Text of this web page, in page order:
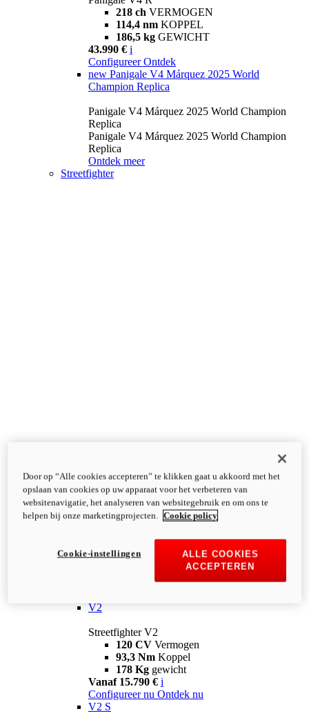
218 ch VERMOGEN
114,4 nm KOPPEL
186,5 kg GEWICHT
43.990 € i
Configureer Ontdek
new Panigale V4 Márquez 2025 World
Champion Replica
Panigale V4 Márquez 2025 World Champion
Replica
Panigale V4 Márquez 2025 World Champion
Replica
Ontdek meer
Streetfighter
V2
Streetfighter V2
120 CV Vermogen
93,3 Nm Koppel
178 Kg gewicht
Vanaf 15.790 € i
Configureer nu Ontdek nu
V2 S
Door op “Alle cookies accepteren” te klikken gaat u akkoord met het
opslaan van cookies op uw apparaat voor het verbeteren van
websitenavigatie, het analyseren van websitegebruik en om ons te
helpen bij onze marketingprojecten.
Cookie policy
ALLE COOKIES
ACCEPTEREN
Cookie-instellingen